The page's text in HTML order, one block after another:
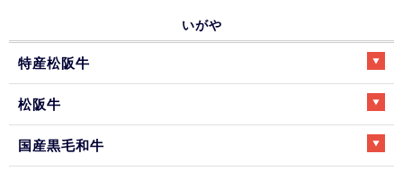
いがや
特産松阪牛
松阪牛
国産黒毛和牛